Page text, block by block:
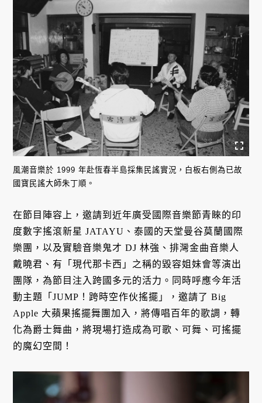
風潮音樂於 1999 年赴恆春半島採集民謠實況，白板右側為已故
國寶民謠大師朱丁順。
在節目陣容上，邀請到近年廣受國際音樂節青睞的印
度數字搖滾新星 JATAYU、泰國的天堂曼谷莫蘭國際
樂團，以及實驗音樂鬼才 DJ 林強、排灣金曲音樂人
戴曉君、有「現代那卡西」之稱的毀容姐妹會等演出
團隊，為節目注入跨國多元的活力。同時呼應今年活
動主題「JUMP！跨時空作伙搖擺」，邀請了 Big
Apple 大蘋果搖擺舞團加入，將傳唱百年的歌調，轉
化為爵士舞曲，將現場打造成為可歌、可舞、可搖擺
的魔幻空間！